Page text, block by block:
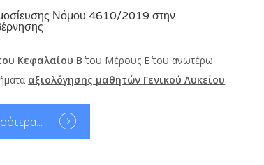
Νόμου 4610/2019 στην
Κεφαλαίου Β΄ του Μέρους Ε΄ του ανωτέρω
αξιολόγησης μαθητών Γενικού Λυκείου.